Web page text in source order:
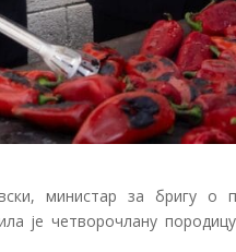
министар за бригу о
је четворочлану